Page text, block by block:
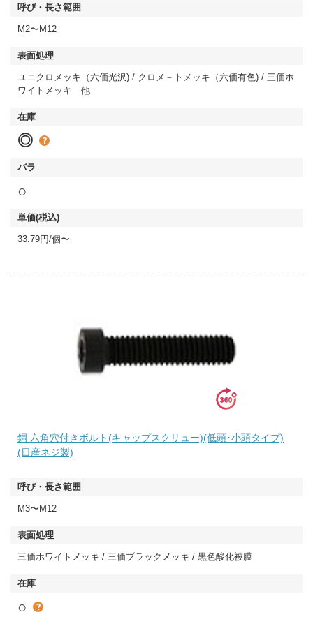
M2〜M12
ユニクロメッキ（六価光沢) / クロメ－トメッキ（六価有色) / 三価ホ
ワイトメッキ 他
◎
○
33.79円/個〜
鋼 六角穴付きボルト(キャップスクリュー)(低頭･小頭タイプ)
(日産ネジ製)
M3〜M12
三価ホワイトメッキ / 三価ブラックメッキ / 黒色酸化被膜
○